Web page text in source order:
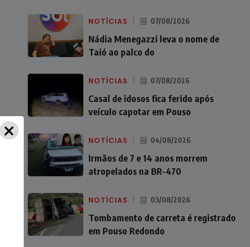
NOTÍCIAS 07/08/2026
Nádia Menegazzi leva o nome de
Taió ao palco do
NOTÍCIAS 07/08/2026
Casal de idosos fica ferido após
veículo capotar em Pouso
NOTÍCIAS 04/08/2026
Irmãos de 7 e 14 anos morrem
atropelados na BR-470
NOTÍCIAS 03/08/2026
Tombamento de carreta é registrado
em Pouso Redondo
×